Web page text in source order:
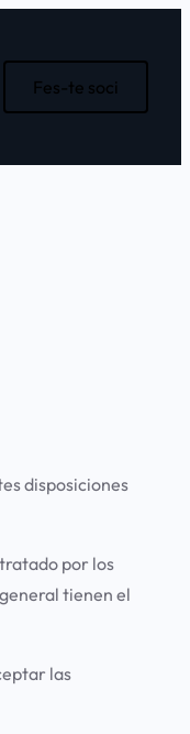
Fes-te soci
disposiciones
por los
tienen el
las